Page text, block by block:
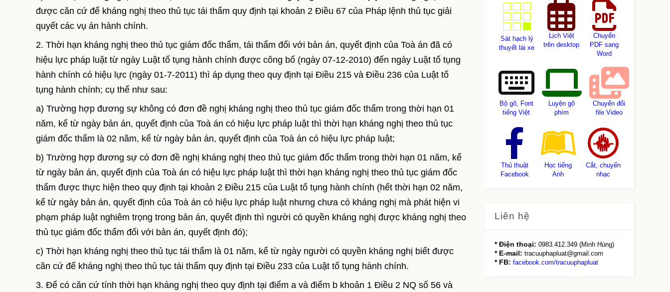
được căn cứ để kháng nghị theo thủ tục tái thẩm quy định tại khoản 2 Điều 67 của Pháp lệnh thủ tục giải
quyết các vụ án hành chính.
2. Thời hạn kháng nghị theo thủ tục giám đốc thẩm, tái thẩm đối với bản án, quyết định của Toà án đã có
hiệu lực pháp luật từ ngày Luật tố tụng hành chính được công bố (ngày 07-12-2010) đến ngày Luật tố tụng
hành chính có hiệu lực (ngày 01-7-2011) thì áp dụng theo quy định tại Điều 215 và Điều 236 của Luật tố
tụng hành chính; cụ thể như sau:
a) Trường hợp đương sự không có đơn đề nghị kháng nghị theo thủ tục giám đốc thẩm trong thời hạn 01
năm, kể từ ngày bản án, quyết định của Toà án có hiệu lực pháp luật thì thời hạn kháng nghị theo thủ tục
giám đốc thẩm là 02 năm, kể từ ngày bản án, quyết định của Toà án có hiệu lực pháp luật;
b) Trường hợp đương sự có đơn đề nghị kháng nghị theo thủ tục giám đốc thẩm trong thời hạn 01 năm, kể
từ ngày bản án, quyết định của Toà án có hiệu lực pháp luật thì thời hạn kháng nghị theo thủ tục giám đốc
thẩm được thực hiện theo quy định tại khoản 2 Điều 215 của Luật tố tụng hành chính (hết thời hạn 02 năm,
kể từ ngày bản án, quyết định của Toà án có hiệu lực pháp luật nhưng chưa có kháng nghị mà phát hiện vi
phạm pháp luật nghiêm trọng trong bản án, quyết định thì người có quyền kháng nghị được kháng nghị theo
thủ tục giám đốc thẩm đối với bản án, quyết định đó);
c) Thời hạn kháng nghị theo thủ tục tái thẩm là 01 năm, kể từ ngày người có quyền kháng nghị biết được
căn cứ để kháng nghị theo thủ tục tái thẩm quy định tại Điều 233 của Luật tố tụng hành chính.
3. Để có căn cứ tính thời hạn kháng nghị theo quy định tại điểm a và điểm b khoản 1 Điều 2 NQ số 56 và
Sát hạch lý
thuyết lái xe
Lịch Việt
trên desktop
Chuyển
PDF sang
Word
Bộ gõ, Font
tiếng Việt
Luyện gõ
phím
Chuyển đổi
file Video
Thủ thuật
Facebook
Học tiếng
Anh
Cắt, chuyển
nhạc
Liên hệ
* Điện thoại: 0983.412.349 (Minh Hùng)
* E-mail: tracuuphapluat@gmail.com
* FB: facebook.com/tracuuphapluat